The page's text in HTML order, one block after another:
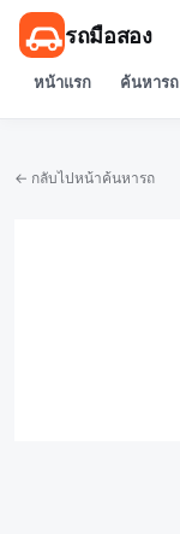
รถมือสอง
หน้าแรก ค้นหารถ
← กลับไปหน้าค้นหารถ